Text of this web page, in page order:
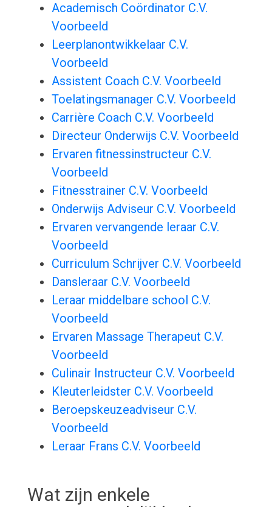
Academisch Coördinator C.V.
Voorbeeld
Leerplanontwikkelaar C.V.
Voorbeeld
Assistent Coach C.V. Voorbeeld
Toelatingsmanager C.V. Voorbeeld
Carrière Coach C.V. Voorbeeld
Directeur Onderwijs C.V. Voorbeeld
Ervaren fitnessinstructeur C.V.
Voorbeeld
Fitnesstrainer C.V. Voorbeeld
Onderwijs Adviseur C.V. Voorbeeld
Ervaren vervangende leraar C.V.
Voorbeeld
Curriculum Schrijver C.V. Voorbeeld
Dansleraar C.V. Voorbeeld
Leraar middelbare school C.V.
Voorbeeld
Ervaren Massage Therapeut C.V.
Voorbeeld
Culinair Instructeur C.V. Voorbeeld
Kleuterleidster C.V. Voorbeeld
Beroepskeuzeadviseur C.V.
Voorbeeld
Leraar Frans C.V. Voorbeeld
Wat zijn enkele